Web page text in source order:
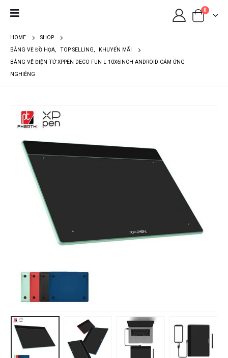
0
HOME
SHOP
BẢNG VẼ ĐỒ HỌA, TOP SELLING,
KHUYẾN MÃI
BẢNG VẼ ĐIỆN TỬ XPPEN DECO FUN L 10X6INCH ANDROID CẢM ỨNG
NGHIÊNG